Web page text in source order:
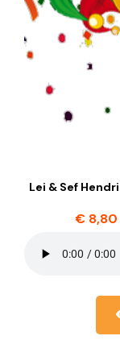
Lei & Sef
€8,80